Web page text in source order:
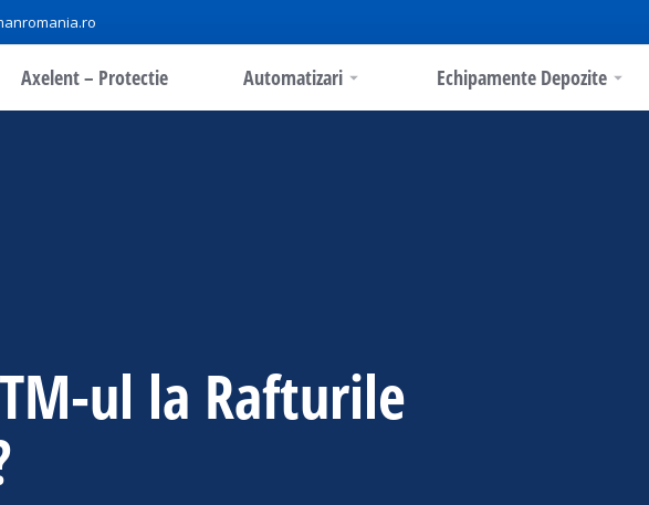
Axelent – Protectie Automatizari Echipamente Depozite
ul la Rafturile